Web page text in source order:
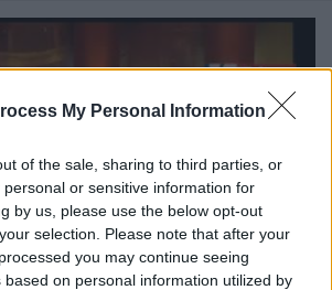
My Personal Information
of the sale, sharing to third parties, or
or sensitive information for
by us, please use the below opt-out
selection. Please note that after your
you may continue seeing
based on personal information utilized by